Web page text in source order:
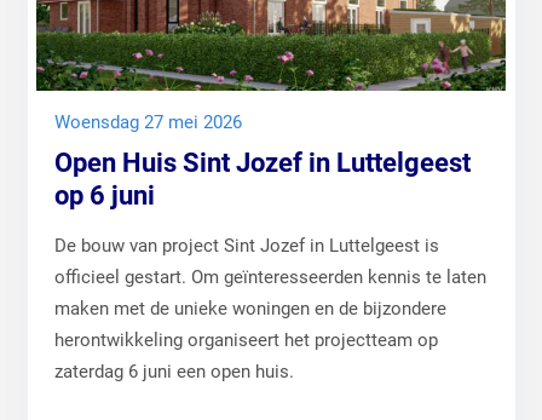
woensdag 27 mei 2026
Open Huis Sint Jozef in Luttelgeest
op 6 juni
De bouw van project Sint Jozef in Luttelgeest is
officieel gestart. Om geïnteresseerden kennis te laten
maken met de unieke woningen en de bijzondere
herontwikkeling organiseert het projectteam op
zaterdag 6 juni een open huis.